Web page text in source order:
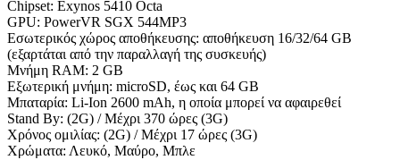
Chipset: Exynos 5410 Octa
GPU: PowerVR SGX 544MP3
Εσωτερικός χώρος αποθήκευσης: αποθήκευση 16/32/64 GB
(εξαρτάται από την παραλλαγή της συσκευής)
Μνήμη RAM: 2 GB
Εξωτερική μνήμη: microSD, έως και 64 GB
Μπαταρία: Li-Ion 2600 mAh, η οποία μπορεί να αφαιρεθεί
Stand By: (2G) / Μέχρι 370 ώρες (3G)
Χρόνος ομιλίας: (2G) / Μέχρι 17 ώρες (3G)
Χρώματα: Λευκό, Μαύρο, Μπλε